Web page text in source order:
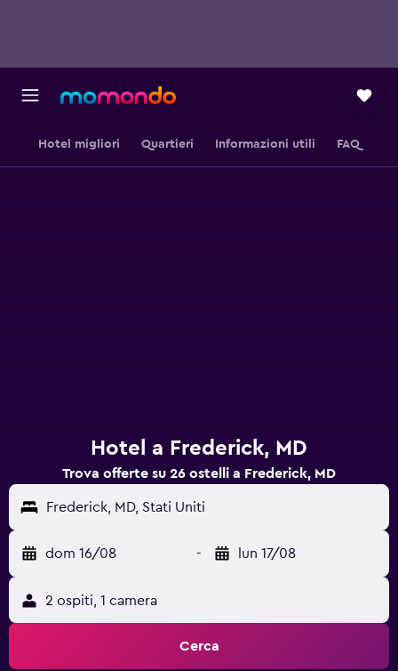
Hotel migliori Quartieri Informazioni utili FAQ
Hotel a Frederick, MD
Trova offerte su 26 ostelli a Frederick, MD
Frederick, MD, Stati Uniti
dom 16/08 - lun 17/08
2 ospiti, 1 camera
Cerca